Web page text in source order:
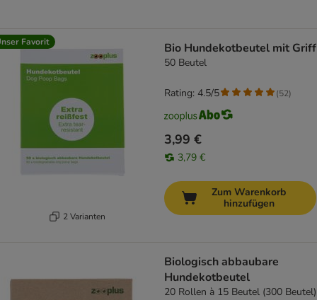
Favorit
2 Varianten
Bio Hundekotbeutel mit Griff
50 Beutel
3,99 €
3,79 €
Rating: 4.5/5 (52)
Zum Warenkorb
hinzufügen
Biologisch abbaubare
Hundekotbeutel
20 Rollen à 15 Beutel (300 Beutel)